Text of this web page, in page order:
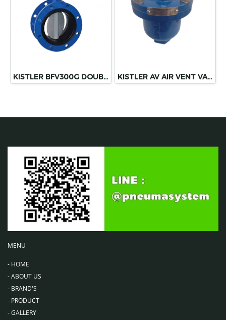
KISTLER BFV300G DOUBLE FLANGE BUTTERFLY VALVE DUCTILE IRON VALVE KISTLER AV AIR VENT VALVE DUCTILE IRON VALVE
MENU
- HOME
-ABOUT US
- BRAND'S
- PRODUCT
-GALLERY